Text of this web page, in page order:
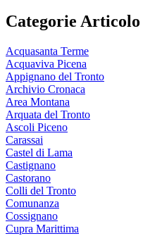
Categorie Articolo
Acquasanta Terme
Acquaviva Picena
Appignano del Tronto
Archivio Cronaca
Area Montana
Arquata del Tronto
Ascoli Piceno
Carassai
Castel di Lama
Castignano
Castorano
Colli del Tronto
Comunanza
Cossignano
Cupra Marittima